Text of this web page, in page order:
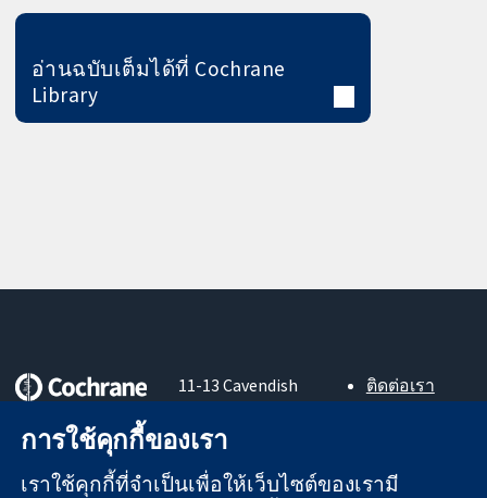
อ่านฉบับเต็มได้ที่ Cochrane
Library
หลักฐานที่เชื่อถือ
ได้
สู่การตัดสินใจ
11-13 Cavendish
London
United Kingdom
ติดต่อเรา
About us
การใช้คุกกี้ของเรา
เราใช้คุกกี้ที่จำเป็นเพื่อให้เว็บไซต์ของเรามี